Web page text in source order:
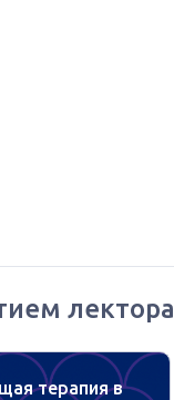
лектора
терапия в